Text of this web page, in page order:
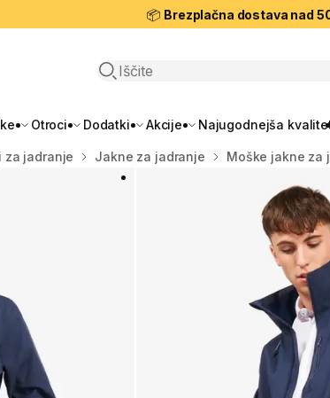
📦 Brezplačna dostava nad
Odpri iskanje
Otroci Dodatki Akcije Najugodnejša
za jadranje Jakne za jadranje Moške jakne za